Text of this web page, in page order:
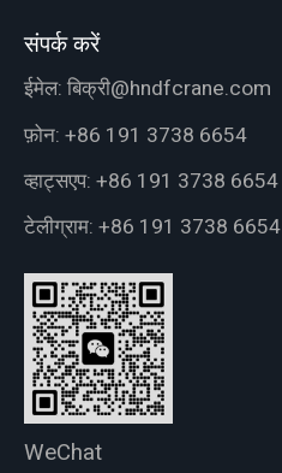
संपर्क करें
ईमेल: बिक्री@hndfcrane.com
फ़ोन: +86 191 3738 6654
व्हाट्सएप: +86 191 3738 6654
टेलीग्राम: +86 191 3738 6654
WeChat